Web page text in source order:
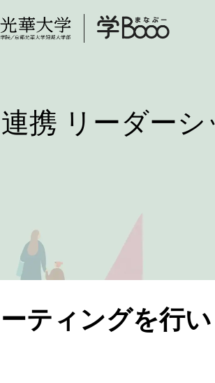
携 リーダー
ティングを行